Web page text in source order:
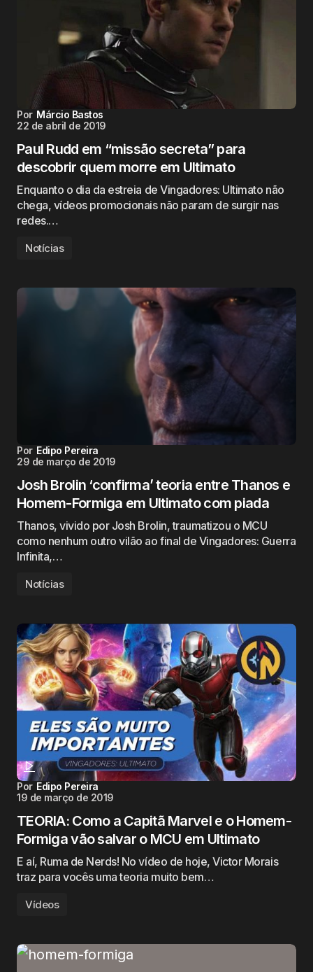
Por Márcio Bastos
22 de abril de 2019
Paul Rudd em “missão secreta” para
descobrir quem morre em Ultimato
Enquanto o dia da estreia de Vingadores: Ultimato não
chega, vídeos promocionais não param de surgir nas
redes.…
Notícias
Por Edipo Pereira
29 de março de 2019
Josh Brolin ‘confirma’ teoria entre Thanos e
Homem-Formiga em Ultimato com piada
Thanos, vivido por Josh Brolin, traumatizou o MCU
como nenhum outro vilão ao final de Vingadores: Guerra
Infinita,…
Notícias
Por Edipo Pereira
19 de março de 2019
TEORIA: Como a Capitã Marvel e o Homem-
Formiga vão salvar o MCU em Ultimato
E aí, Ruma de Nerds! No vídeo de hoje, Victor Morais
traz para vocês uma teoria muito bem…
Vídeos